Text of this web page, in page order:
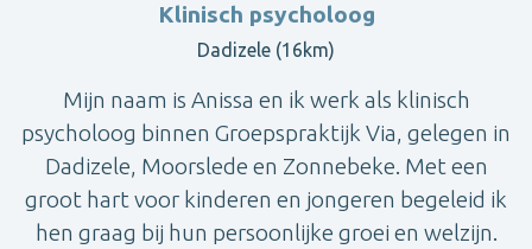
Klinisch psycholoog
Dadizele (16km)
Mijn naam is Anissa en ik werk als klinisch
psycholoog binnen Groepspraktijk Via, gelegen in
Dadizele, Moorslede en Zonnebeke. Met een
groot hart voor kinderen en jongeren begeleid ik
hen graag bij hun persoonlijke groei en welzijn.